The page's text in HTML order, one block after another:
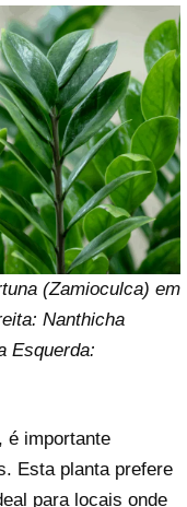
(Zamioculca) em
Nanthicha
Esquerda:
é importante
Esta planta prefere
para locais onde